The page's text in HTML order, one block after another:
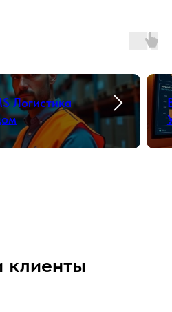
Логистика